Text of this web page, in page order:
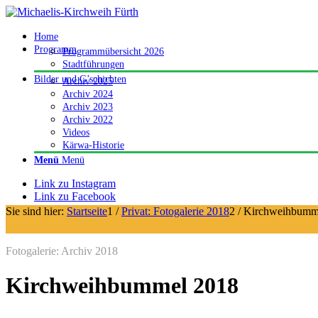
Home
ProgrammProgrammübersicht 2026
Stadtführungen
Bilder und G’schichten
Archiv 2025
Archiv 2024
Archiv 2023
Archiv 2022
Videos
Kärwa-Historie
Menü Menü
Link zu Instagram
Link zu Facebook
Sie sind hier: Startseite1 / Privat: Fotogalerie 20182 /
Fotogalerie: Archiv 2018
Kirchweihbummel 2018